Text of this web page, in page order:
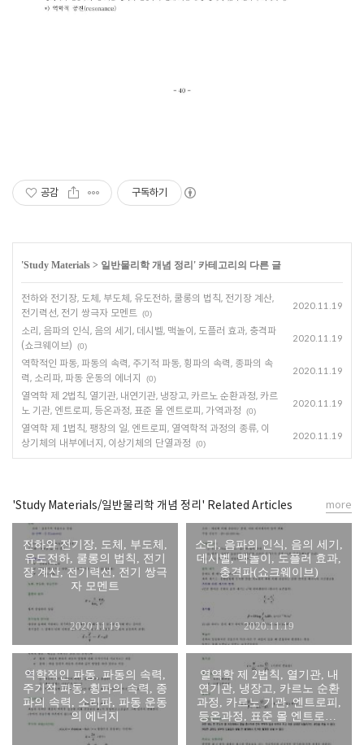
공감 구독하기
'Study Materials > 일반물리학 개념 정리 ' 카테고리의 다른 글
전하와 전기장, 도체, 부도체, 유도전하, 쿨롱의 법칙, 전기장 계산,
전기력선, 전기 쌍극자 모멘트 (0)
2020.11.19
소리, 음파의 인식, 음의 세기, 데시벨, 맥놀이, 도플러 효과, 충격파
(쇼크웨이브)
(0)
2020.11.19
역학적인 파동, 파동의 속력, 주기적 파동, 횡파의 속력, 종파의 속
력, 소리파, 파동 운동의 에너지
(0)
2020.11.19
열역학 제 2법칙, 열기관, 내연기관, 냉장고, 카르노 순환과정, 카르
노 기관, 엔트로피, 등온과정, 표준 몰 엔트로피, 가역과정
(0)
2020.11.19
열역학 제 1법칙, 팽창의 일, 엔트로피, 열역학적 과정의 종류, 이
상기체의 내부에너지, 이상기체의 단열과정
(0)
2020.11.19
'Study Materials/일반물리학 개념 정리' Related Articles
전하와 전기장, 도체, 부도체,
유도전하, 쿨롱의 법칙, 전기
장 계산, 전기력선, 전기 쌍극
자 모멘트
2020.11.19
소리, 음파의 인식, 음의 세기,
데시벨, 맥놀이, 도플러 효과,
충격파(쇼크웨이브)
2020.11.19
역학적인 파동, 파동의 속력,
주기적 파동, 횡파의 속력, 종
파의 속력, 소리파, 파동 운동
의 에너지
열역학 제 2법칙, 열기관, 내
연기관, 냉장고, 카르노 순환
과정, 카르노 기관, 엔트로피,
등온과정, 표준 몰 엔트로피,
가역과정
more